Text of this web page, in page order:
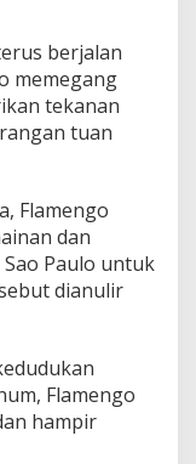
berjalan
memegang
tekanan
tuan
Flamengo
dan
Paulo untuk
dianulir
Flamengo
hampir